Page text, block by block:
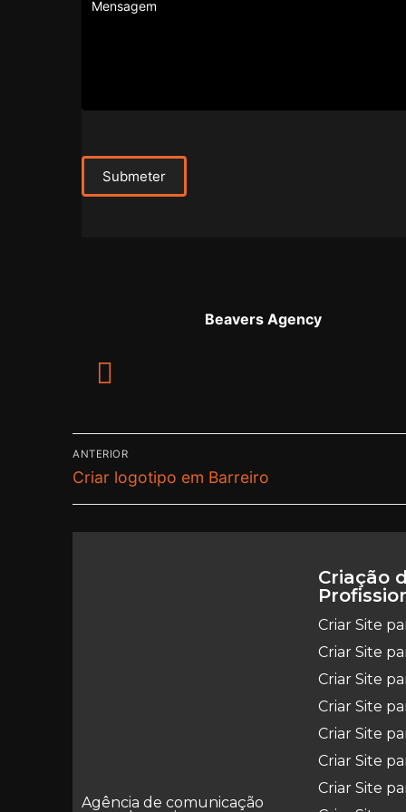
Submeter
Beavers Agency
ANTERIOR
Criar logotipo em Barreiro
Agência de comunicação
Criação
Criar Site
Criar Site
Criar Site
Criar Site
Criar Site
Criar Site
Criar Site